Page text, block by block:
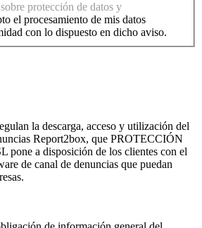
protección de datos y
el procesamiento de mis datos
conformidad con lo dispuesto en dicho aviso.
la descarga, acceso y utilización del
Report2box, que PROTECCIÓN
a disposición de los clientes con el
de canal de denuncias que puedan